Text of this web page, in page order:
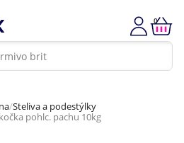
0
Steliva a podestýlky
pohlc. pachu 10kg